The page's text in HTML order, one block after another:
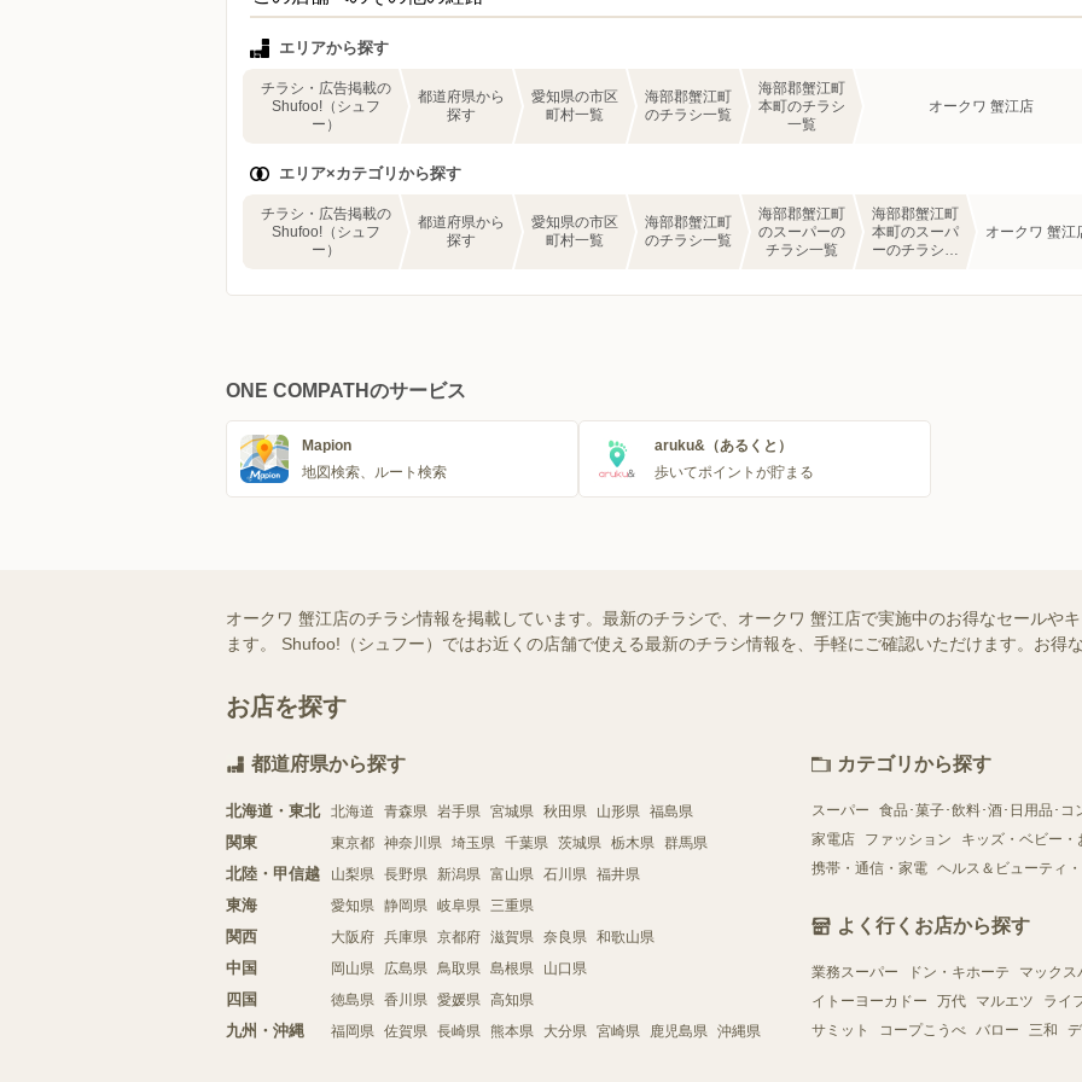
エリアから探す
チラシ・広告掲載の
Shufoo!（シュフ
ー）
都道府県から
探す
愛知県の市区
町村一覧
海部郡蟹江町
のチラシ一覧
海部郡蟹江町
本町のチラシ
一覧
オークワ 蟹江店
エリア×カテゴリから探す
チラシ・広告掲載の
Shufoo!（シュフ
ー）
都道府県から
探す
愛知県の市区
町村一覧
海部郡蟹江町
のチラシ一覧
海部郡蟹江町
のスーパーの
チラシ一覧
海部郡蟹江町
本町のスーパ
ーのチラシ一
オークワ 蟹江
ONE COMPATHのサービス
Mapion
地図検索、ルート検索
aruku&（あるくと）
歩いてポイントが貯まる
オークワ 蟹江店のチラシ情報を掲載しています。最新のチラシで、オークワ 蟹江店で実施中のお得なセールや
ます。 Shufoo!（シュフー）ではお近くの店舗で使える最新のチラシ情報を、手軽にご確認いただけます。お得
お店を探す
都道府県から探す
北海道・東北 北海道 青森県 岩手県 宮城県 秋田県 山形県 福島県
関東 東京都 神奈川県 埼玉県 千葉県 茨城県 栃木県 群馬県
北陸・甲信越 山梨県 長野県 新潟県 富山県 石川県 福井県
東海 愛知県 静岡県 岐阜県 三重県
関西 大阪府 兵庫県 京都府 滋賀県 奈良県 和歌山県
中国 岡山県 広島県 鳥取県 島根県 山口県
四国 徳島県 香川県 愛媛県 高知県
九州・沖縄 福岡県 佐賀県 長崎県 熊本県 大分県 宮崎県 鹿児島県 沖縄県
カテゴリから探す
スーパー
食品･菓子･飲料･酒･日用品･コ
家電店
ファッション
キッズ・ベビー・
携帯・通信・家電 ヘルス＆ビューティ
よく行くお店から探す
業務スーパー ドン・キホーテ
マックス
イトーヨーカドー
万代 マルエツ
ライ
サミット
コープこうべ バロー 三和